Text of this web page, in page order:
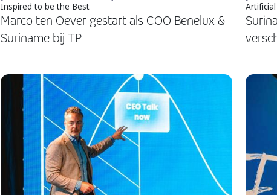
Inspired to be the Best
Marco ten Oever gestart als COO Benelux &
Suriname bij TP